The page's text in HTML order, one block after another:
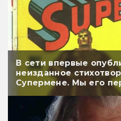
В сети впервые
неизданное
Супермене. Мы его